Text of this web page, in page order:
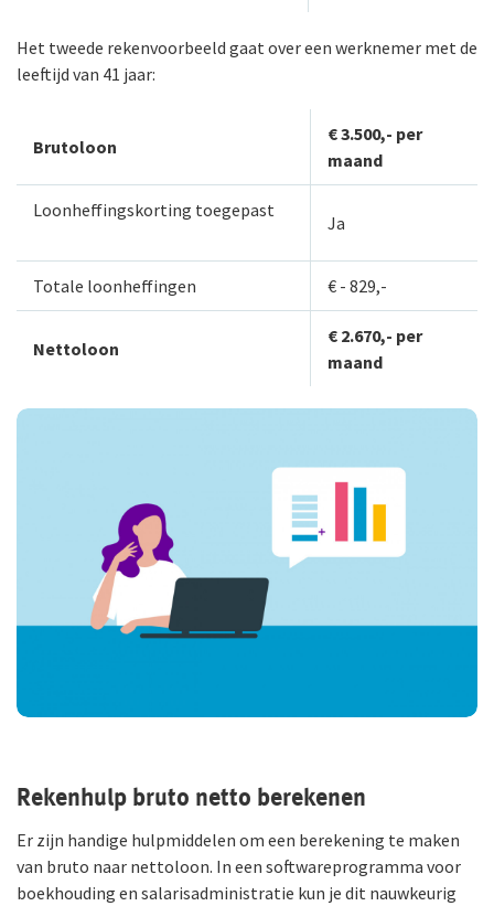
Het tweede rekenvoorbeeld gaat over een werknemer met de
leeftijd van 41 jaar:
Brutoloon
€ 3.500,- per
maand
Loonheffingskorting toegepast
Ja
Totale loonheffingen € - 829,-
Nettoloon
€ 2.670,- per
maand
Rekenhulp bruto netto berekenen
Er zijn handige hulpmiddelen om een berekening te maken
van bruto naar nettoloon. In een softwareprogramma voor
boekhouding en salarisadministratie kun je dit nauwkeurig